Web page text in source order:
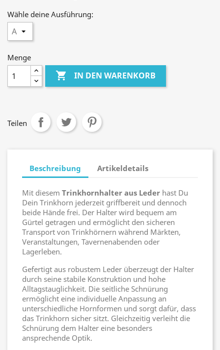
Wähle deine Ausführung:
Menge
 IN DEN WARENKORB
Teilen
Beschreibung Artikeldetails
Mit diesem Trinkhornhalter aus Leder hast Du
Dein Trinkhorn jederzeit griffbereit und dennoch
beide Hände frei. Der Halter wird bequem am
Gürtel getragen und ermöglicht den sicheren
Transport von Trinkhörnern während Märkten,
Veranstaltungen, Tavernenabenden oder
Lagerleben.
Gefertigt aus robustem Leder überzeugt der Halter
durch seine stabile Konstruktion und hohe
Alltagstauglichkeit. Die seitliche Schnürung
ermöglicht eine individuelle Anpassung an
unterschiedliche Hornformen und sorgt dafür, dass
das Trinkhorn sicher sitzt. Gleichzeitig verleiht die
Schnürung dem Halter eine besonders
ansprechende Optik.